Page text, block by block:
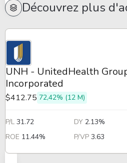
Découvrez plus
UNH - UnitedHealth
Incorporated
$412.75 72,42% (12 M)
P/L 31.72 DY 2.13%
ROE 11.44% P/VP 3.63